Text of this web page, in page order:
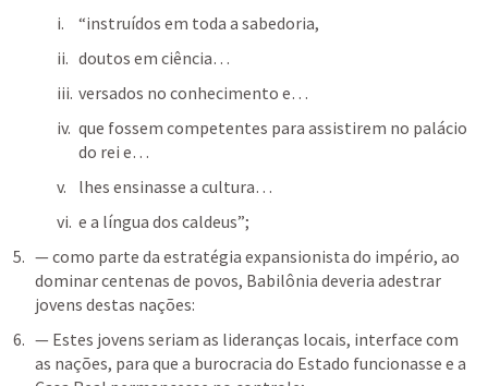
“instruídos em toda a sabedoria,
doutos em ciência…
versados no conhecimento e…
que fossem competentes para assistirem no palácio
do rei e…
lhes ensinasse a cultura…
e a língua dos caldeus”;
— como parte da estratégia expansionista do império, ao
dominar centenas de povos, Babilônia deveria adestrar
jovens destas nações:
— Estes jovens seriam as lideranças locais, interface com
as nações, para que a burocracia do Estado funcionasse e a